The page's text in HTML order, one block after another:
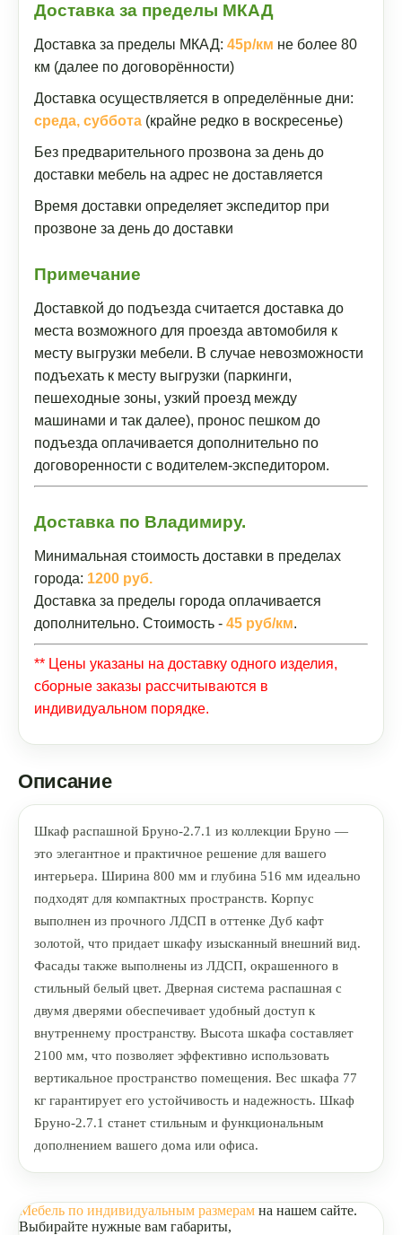
Доставка за пределы МКАД
Доставка за пределы МКАД: 45р/км не более 80
км (далее по договорённости)
Доставка осуществляется в определённые дни:
среда, суббота (крайне редко в воскресенье)
Без предварительного прозвона за день до
доставки мебель на адрес не доставляется
Время доставки определяет экспедитор при
прозвоне за день до доставки
Примечание
Доставкой до подъезда считается доставка до
места возможного для проезда автомобиля к
месту выгрузки мебели. В случае невозможности
подъехать к месту выгрузки (паркинги,
пешеходные зоны, узкий проезд между
машинами и так далее), пронос пешком до
подъезда оплачивается дополнительно по
договоренности с водителем-экспедитором.
Доставка по Владимиру.
Минимальная стоимость доставки в пределах
города: 1200 руб.
Доставка за пределы города оплачивается
дополнительно. Стоимость - 45 руб/км.
** Цены указаны на доставку одного изделия,
сборные заказы рассчитываются в
индивидуальном порядке.
Описание
Шкаф распашной Бруно-2.7.1 из коллекции Бруно —
это элегантное и практичное решение для вашего
интерьера. Ширина 800 мм и глубина 516 мм идеально
подходят для компактных пространств. Корпус
выполнен из прочного ЛДСП в оттенке Дуб кафт
золотой, что придает шкафу изысканный внешний вид.
Фасады также выполнены из ЛДСП, окрашенного в
стильный белый цвет. Дверная система распашная с
двумя дверями обеспечивает удобный доступ к
внутреннему пространству. Высота шкафа составляет
2100 мм, что позволяет эффективно использовать
вертикальное пространство помещения. Вес шкафа 77
кг гарантирует его устойчивость и надежность. Шкаф
Бруно-2.7.1 станет стильным и функциональным
дополнением вашего дома или офиса.
Мебель по индивидуальным размерам на нашем сайте.
Выбирайте нужные вам габариты,